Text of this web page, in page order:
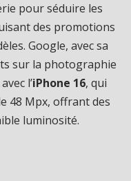
pour séduire les
des promotions
Google, avec sa
sur la photographie
l’iPhone 16, qui
48 Mpx, offrant des
luminosité.